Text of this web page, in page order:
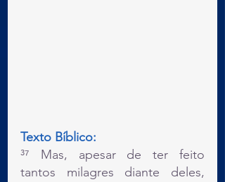
Texto Bíblico:
³⁷ Mas, apesar de ter feito
tantos milagres diante deles,